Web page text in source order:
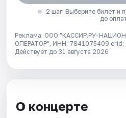
2 шаг. Выберите билет и
до
Реклама. ООО "КАССИР.РУ-
ОПЕРАТОР", ИНН: 7841075409 erid:
Действует до 31 августа 2026
О концерте